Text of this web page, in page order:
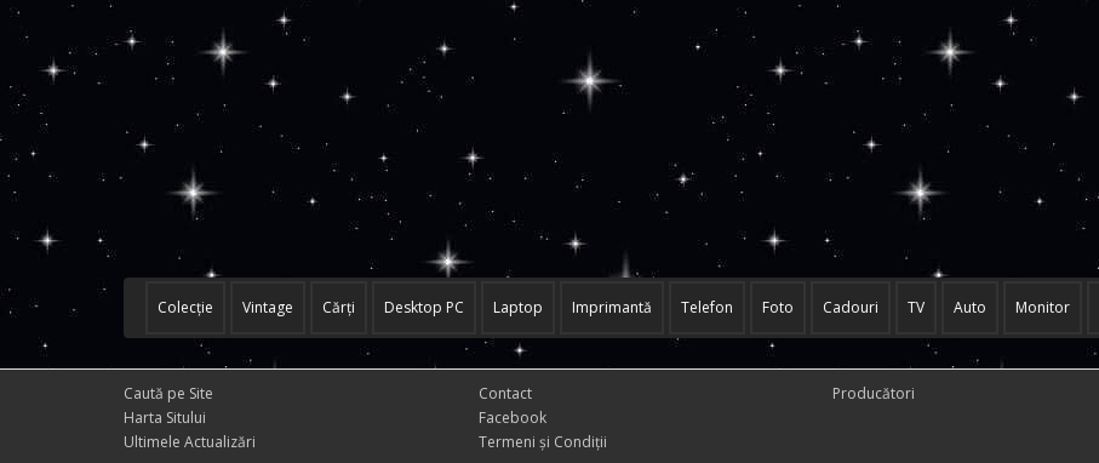
Colecţie Vintage Cărţi Desktop PC Laptop Imprimantă Telefon Foto Cadouri TV Auto Monitor
Caută pe Site
Harta Sitului
Ultimele Actualizări
Contact
Facebook
Termeni și Condiţii
Producători